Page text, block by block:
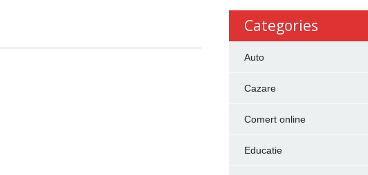
Categories
Auto
Cazare
Comert online
Educatie